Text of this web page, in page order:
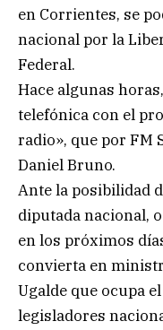
en Corrientes, se
nacional por la
Federal.
Hace algunas
telefónica con el
radio», que por FM
Daniel Bruno.
Ante la posibilidad
diputada nacional,
en los próximos
convierta en
Ugalde que ocupa
legisladores